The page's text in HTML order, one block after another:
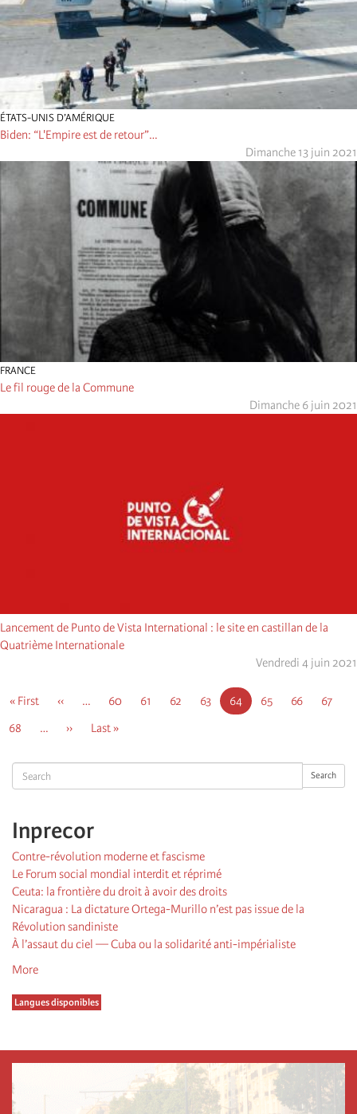
Search Search
Inprecor
Contre-révolution moderne et fascisme
Le Forum social mondial interdit et réprimé
Ceuta: la frontière du droit à avoir des droits
Nicaragua : La dictature Ortega-Murillo n’est pas issue de la
Révolution sandiniste
À l’assaut du ciel — Cuba ou la solidarité anti-impérialiste
More
Langues disponibles
ÉTATS-UNIS D’AMÉRIQUE
Biden: “L'Empire est de retour”…
Dimanche 13 juin 2021
FRANCE
Le fil rouge de la Commune
Dimanche 6 juin 2021
Lancement de Punto de Vista International : le site en castillan de la
Quatrième Internationale
Vendredi 4 juin 2021
First
« First
Page
‹‹ … Page
60 Page
61 Page
62 Page
63
Page
courante
64 Page
65 Page
66 Page
67
Page
68 …
Page
››
Dernière
Last »